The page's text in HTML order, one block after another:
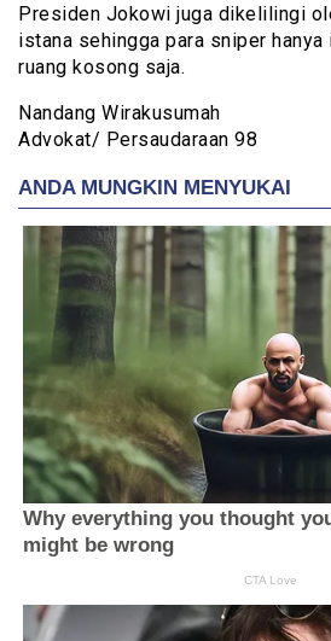
Presiden Jokowi juga dikelilingi
istana sehingga para sniper
ruang kosong saja.
Nandang Wirakusumah
Advokat/ Persaudaraan 98